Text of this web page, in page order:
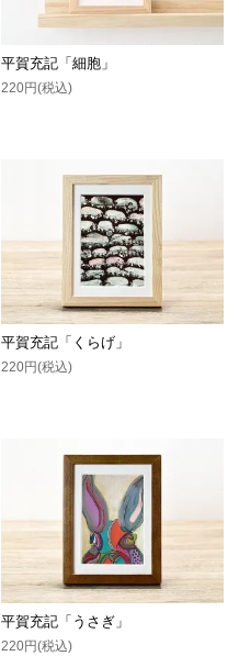
平賀充記「細胞」
220円(税込)
平賀充記「くらげ」
220円(税込)
平賀充記「うさぎ」
220円(税込)